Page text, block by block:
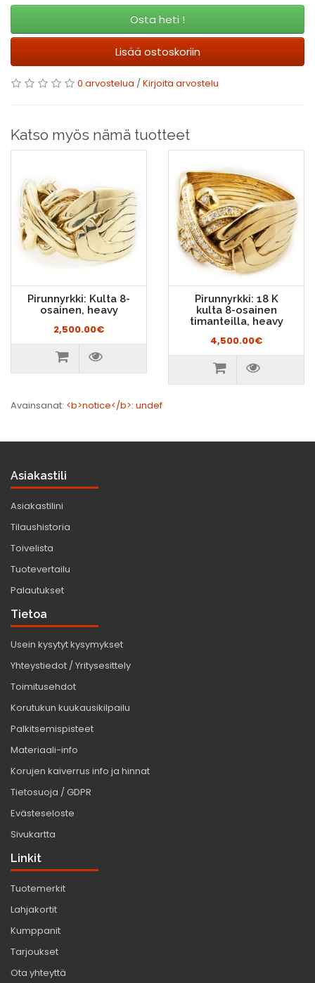
Osta heti !
Lisää ostoskoriin
0 arvostelua /Kirjoita arvostelu
Katso myös nämä tuotteet
Pirunnyrkki: Kulta 8-
osainen, heavy
2,500.00€
Pirunnyrkki: 18 K
kulta 8-osainen
timanteilla, heavy
4,500.00€
Avainsanat: <b>notice</b>: undef
Asiakastili
Asiakastilini
Tilaushistoria
Toivelista
Tuotevertailu
Palautukset
Tietoa
Usein kysytyt kysymykset
Yhteystiedot / Yritysesittely
Toimitusehdot
Korutukun kuukausikilpailu
Palkitsemispisteet
Materiaali-info
Korujen kaiverrus info ja hinnat
Tietosuoja / GDPR
Evästeseloste
Sivukartta
Linkit
Tuotemerkit
Lahjakortit
Kumppanit
Tarjoukset
Ota yhteyttä